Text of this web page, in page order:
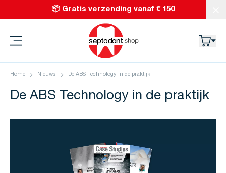
Ga naar de inhoud📦 Gratis verzending vanaf € 150
Septodont
Home Nieuws De ABS Technology in de praktijk
De ABS Technology in de praktijk